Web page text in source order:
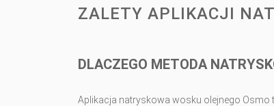
ZALETY APLIKACJI
DLACZEGO METODA
Aplikacja natryskowa wosku olejnego Osmo